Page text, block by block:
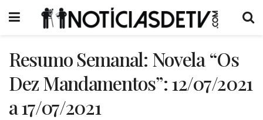
Resumo Semanal: Novela “Os
Dez Mandamentos”: 12/07/2021
a 17/07/2021